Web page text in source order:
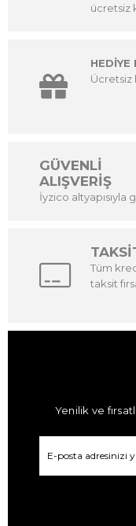
ücretsiz
HEDİYE
Ücretsiz
GÜVENLİ
ALIŞVERİŞ
İyzico altyapısıyla
Tüm
taksit
Yenilik ve